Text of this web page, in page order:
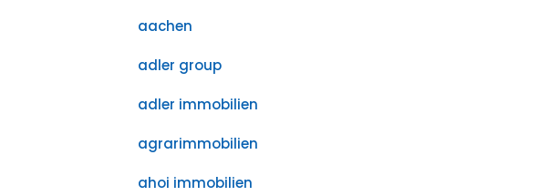
aachen
adler group
adler immobilien
agrarimmobilien
ahoi immobilien